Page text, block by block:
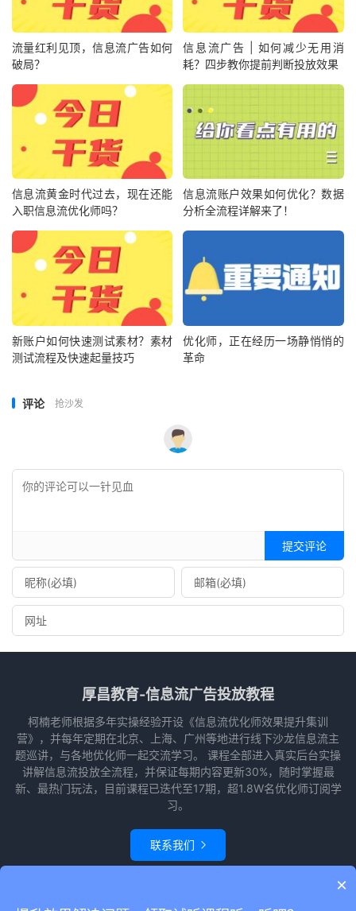
流量红利见顶，信息流广告如何
破局？
信息流广告 | 如何减少无用消
耗？四步教你提前判断投放效果
信息流黄金时代过去，现在还能
入职信息流优化师吗？
信息流账户效果如何优化？数据
分析全流程详解来了！
新账户如何快速测试素材？素材
测试流程及快速起量技巧
优化师，正在经历一场静悄悄的
革命
评论 抢沙发
提交评论
厚昌教育-信息流广告投放教程
柯楠老师根据多年实操经验开设《信息流优化师效果提升集训
营》，并每年定期在北京、上海、广州等地进行线下沙龙信息流主
题巡讲，与各地优化师一起交流学习。 课程全部进入真实后台实操
讲解信息流投放全流程，并保证每期内容更新30%，随时掌握最
新、最热门玩法，目前课程已迭代至17期，超1.8W名优化师订阅学
习。
联系我们 
×